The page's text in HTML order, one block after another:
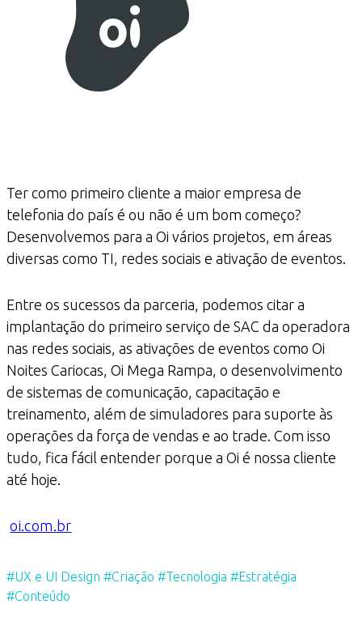
Ter como primeiro cliente a maior empresa de
telefonia do país é ou não é um bom começo?
Desenvolvemos para a Oi vários projetos, em áreas
diversas como TI, redes sociais e ativação de eventos.
Entre os sucessos da parceria, podemos citar a
implantação do primeiro serviço de SAC da operadora
nas redes sociais, as ativações de eventos como Oi
Noites Cariocas, Oi Mega Rampa, o desenvolvimento
de sistemas de comunicação, capacitação e
treinamento, além de simuladores para suporte às
operações da força de vendas e ao trade. Com isso
tudo, fica fácil entender porque a Oi é nossa cliente
até hoje.
oi.com.br
#UX e UI Design #Criação #Tecnologia #Estratégia
#Conteúdo